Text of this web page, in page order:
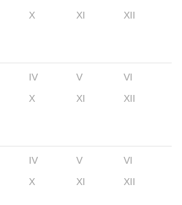
X XI XII
IV V
VI
X XI XII
IV V
VI
X XI XII